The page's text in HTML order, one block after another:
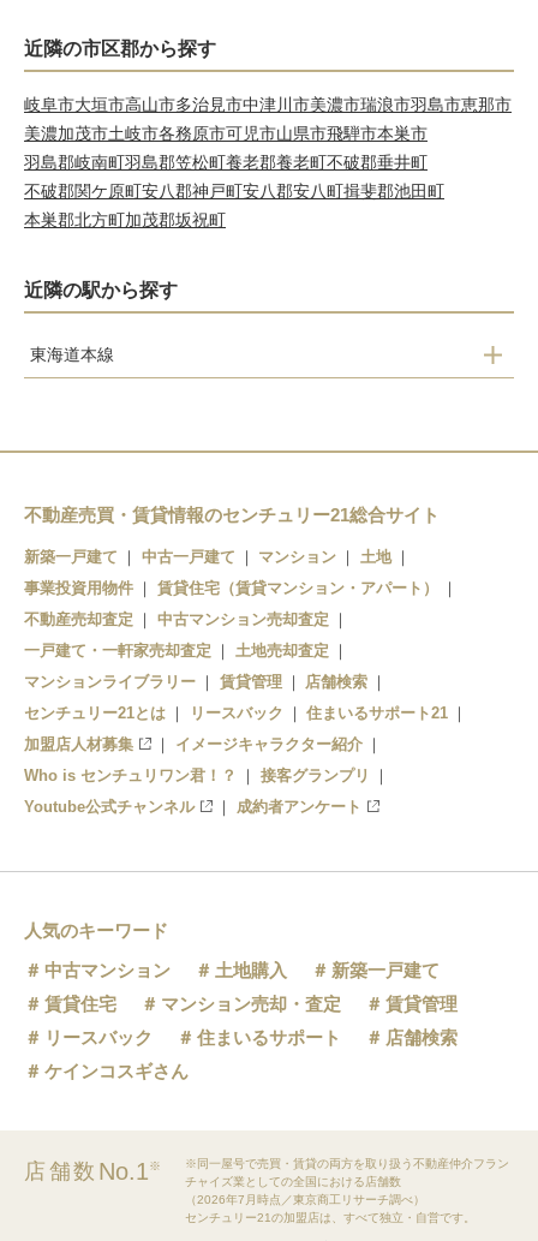
近隣の市区郡から探す
岐阜市大垣市高山市多治見市中津川市美濃市瑞浪市羽島市恵那市
美濃加茂市土岐市各務原市可児市山県市飛騨市本巣市
羽島郡岐南町羽島郡笠松町養老郡養老町不破郡垂井町
不破郡関ケ原町安八郡神戸町安八郡安八町揖斐郡池田町
本巣郡北方町加茂郡坂祝町
近隣の駅から探す
東海道本線
垂井
不動産売買・賃貸情報のセンチュリー21総合サイト
新築一戸建て 中古一戸建て マンション
土地
事業投資用物件
賃貸住宅（賃貸マンション・アパート）
不動産売却査定
中古マンション売却査定
一戸建て・一軒家売却査定
土地売却査定
マンションライブラリー
賃貸管理
店舗検索
センチュリー21とは
リースバック
住まいるサポート21
加盟店人材募集
イメージキャラクター紹介
Who is センチュリワン君！？
接客グランプリ
Youtube公式チャンネル
成約者アンケート
人気のキーワード
中古マンション
土地購入
新築一戸建て
賃貸住宅
マンション売却・査定
賃貸管理
リースバック
住まいるサポート
店舗検索
ケインコスギさん
店舗数 No.1※
※同一屋号で売買・賃貸の両方を取り扱う不動産仲介フラン
チャイズ業としての全国における店舗数
（2026年7月時点／東京商工リサーチ調べ）
センチュリー21の加盟店は、すべて独立・自営です。